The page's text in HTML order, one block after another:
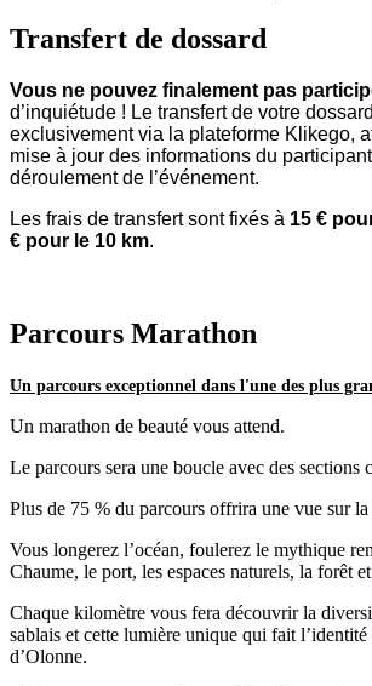
Transfert de dossard
Vous ne pouvez finalement pas
d’inquiétude ! Le transfert de votre
exclusivement via la plateforme Klikego,
mise à jour des informations du
déroulement de l’événement.
Les frais de transfert sont fixés à 15 €
€ pour le 10 km.
Parcours Marathon
Un parcours exceptionnel dans l'une des plus
Un marathon de beauté vous attend.
Le parcours sera une boucle avec des sections
Plus de 75 % du parcours offrira une vue sur la
Vous longerez l’océan, foulerez le mythique
Chaume, le port, les espaces naturels, la forêt
Chaque kilomètre vous fera découvrir la
sablais et cette lumière unique qui fait l’identité
d’Olonne.